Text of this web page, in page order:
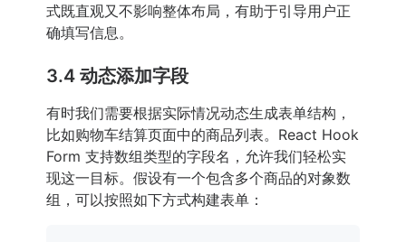
式既直观又不影响整体布局，有助于引导用户正
确填写信息。
3.4 动态添加字段
有时我们需要根据实际情况动态生成表单结构，
比如购物车结算页面中的商品列表。React Hook
Form 支持数组类型的字段名，允许我们轻松实
现这一目标。假设有一个包含多个商品的对象数
组，可以按照如下方式构建表单：